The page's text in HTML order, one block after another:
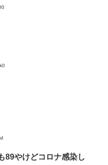
89やけどコロナ感染し